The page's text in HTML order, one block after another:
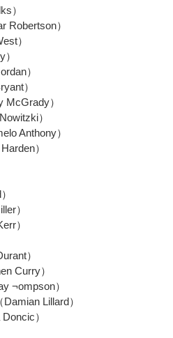
）
Robertson）
）
）
）
）
）
Anthony）
）
）
）
）
Curry）
¬ompson）
Lillard）
）